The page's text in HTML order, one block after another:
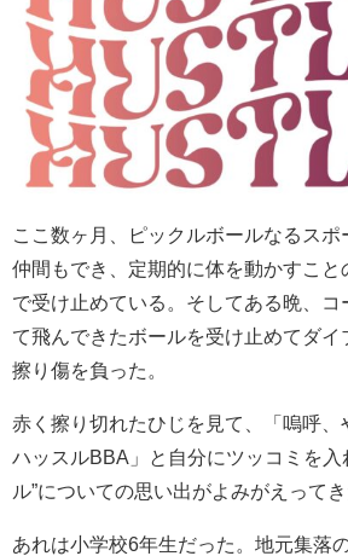
ここ数ヶ月、ピックルボールなるスポ
仲間もでき、定期的に体を動かすこと
で受け止めている。そしてある晩、コ
て飛んできたボールを受け止めてダイ
擦り傷を負った。
赤く擦り切れたひじを見て、「嗚呼、
ハッスルBBA」と自分にツッコミを入
ル”についての思い出がよみがえってき
あれは小学校6年生だった。地元集落